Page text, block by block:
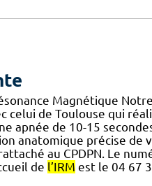
Magnétique
celui de Toulouse qui
apnée de 10-15
anatomique précise
au CPDPN. Le
de l’IRM est le 04 67